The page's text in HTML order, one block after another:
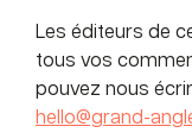
Les éditeurs de
tous vos
pouvez nous
hello@grand-